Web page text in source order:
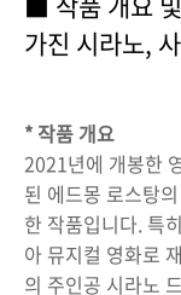
가진 시라노,
* 작품 개요
2021년에 개봉한
된 에드몽 로스탕
한 작품입니다. 특
아 뮤지컬 영화로
의 주인공 시라노